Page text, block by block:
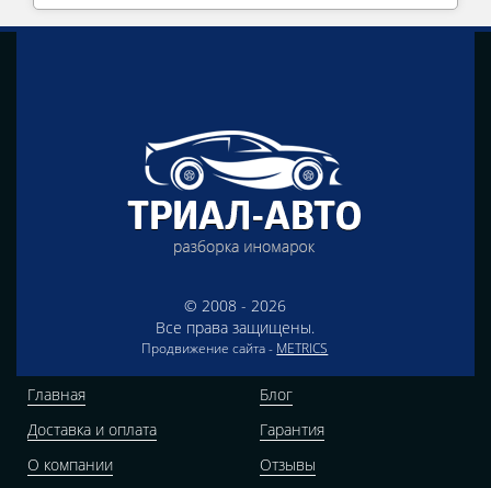
© 2008 - 2026
Все права защищены.
Продвижение сайта - METRICS
Главная
Доставка и оплата
О компании
Блог
Гарантия
Отзывы